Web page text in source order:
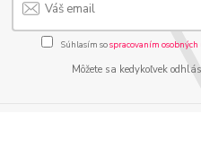
Súhlasím sospracovaním osobných
Môžete sa kedykoľvek